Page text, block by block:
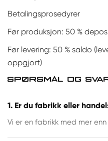
Betalingsprosedyrer
Før produksjon: 50 %
Før levering: 50 % saldo
oppgjort)
SPØRSMÅL OG
1. Er du fabrikk eller
Vi er en fabrikk med mer